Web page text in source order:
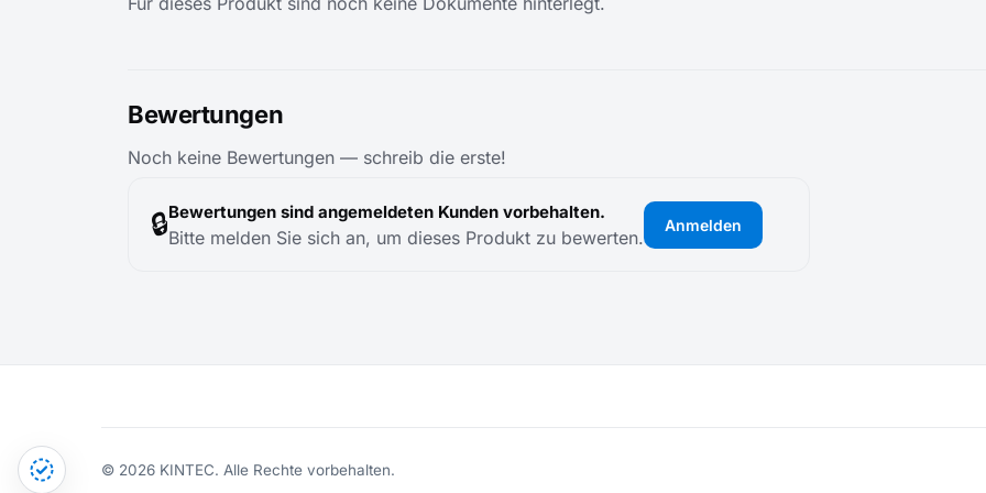
Bewertungen
Noch keine Bewertungen — schreib die erste!
🔒Bewertungen sind angemeldeten Kunden vorbehalten.
Bitte melden Sie sich an, um dieses Produkt zu bewerten.
Anmelden
© 2026 KINTEC. Alle Rechte vorbehalten.